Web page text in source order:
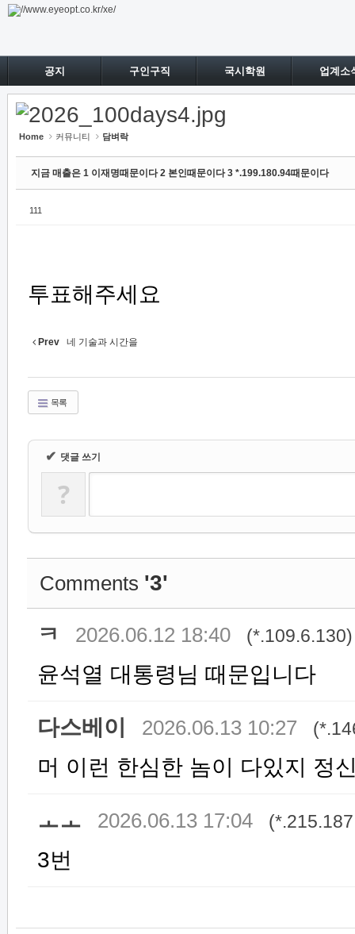
공지 구인구직 국시학원 업계소
Home 커뮤니티 담벼락
지금 매출은 1 이재명때문이다 2 본인때문이다 3 *.199.180.94때문이다
111
투표해주세요
Prev 네 기술과 시간을
목록
✔ 댓글 쓰기
?
Comments '3'
ㅋ 2026.06.12 18:40 (*.109.6.130)
윤석열 대통령님 때문입니다
다스베이 2026.06.13 10:27
머 이런 한심한 놈이 다있지 정
ㅗㅗ 2026.06.13 17:04
3번